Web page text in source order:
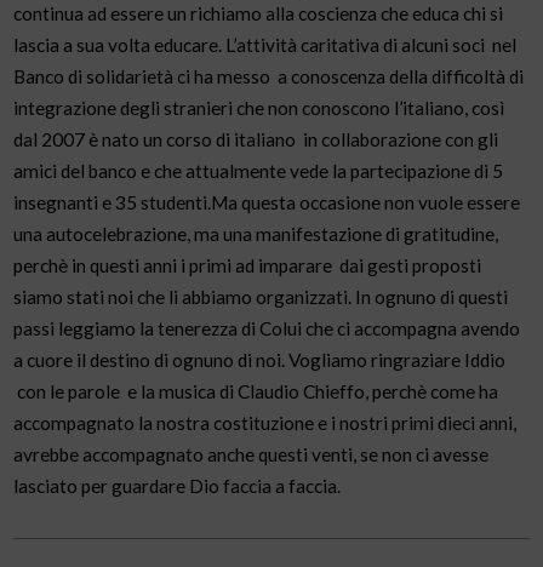
continua ad essere un richiamo alla coscienza che educa chi si
lascia a sua volta educare. L’attività caritativa di alcuni soci nel
Banco di solidarietà ci ha messo a conoscenza della difficoltà di
integrazione degli stranieri che non conoscono l’italiano, così
dal 2007 è nato un corso di italiano in collaborazione con gli
amici del banco e che attualmente vede la partecipazione di 5
insegnanti e 35 studenti.Ma questa occasione non vuole essere
una autocelebrazione, ma una manifestazione di gratitudine,
perchè in questi anni i primi ad imparare dai gesti proposti
siamo stati noi che li abbiamo organizzati. In ognuno di questi
passi leggiamo la tenerezza di Colui che ci accompagna avendo
a cuore il destino di ognuno di noi. Vogliamo ringraziare Iddio
con le parole e la musica di Claudio Chieffo, perchè come ha
accompagnato la nostra costituzione e i nostri primi dieci anni,
avrebbe accompagnato anche questi venti, se non ci avesse
lasciato per guardare Dio faccia a faccia.